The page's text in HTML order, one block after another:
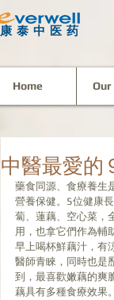
​康泰中医药
Home Our
中醫最愛的
藥食同源、食療養生
營養保健。5位健康
蔔、蓮藕、空心菜，
用，也拿它們作為輔
早上喝杯鮮藕汁，有
醫師青睞，同時也是
到，最喜歡嫩藕的爽
藕具有多種食療效果